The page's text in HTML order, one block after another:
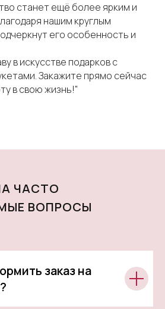
станет ещё более ярким и
нашим круглым
его особенность и
в искусстве подарков с
Закажите прямо сейчас
в свою жизнь!"
ЧАСТО
ВОПРОСЫ
заказ на